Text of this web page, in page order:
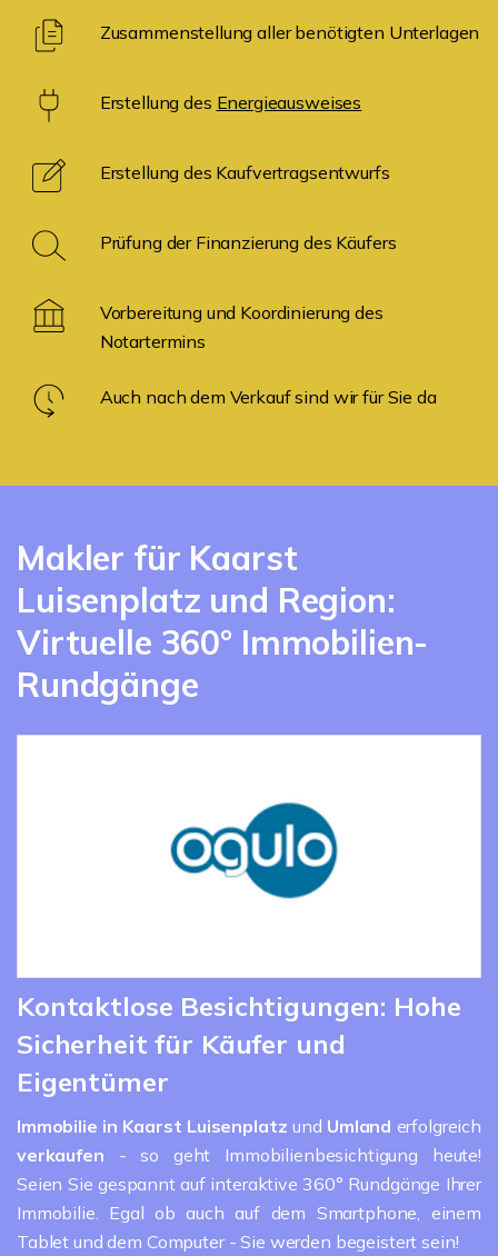
Zusammenstellung aller benötigten Unterlagen
Erstellung des Energieausweises
Erstellung des Kaufvertragsentwurfs
Prüfung der Finanzierung des Käufers
Vorbereitung und Koordinierung des
Notartermins
Auch nach dem Verkauf sind wir für Sie da
Makler für Kaarst
Luisenplatz und Region:
Virtuelle 360° Immobilien-
Rundgänge
Kontaktlose Besichtigungen: Hohe
Sicherheit für Käufer und
Eigentümer
Immobilie in Kaarst Luisenplatz und Umland erfolgreich
verkaufen - so geht Immobilienbesichtigung heute!
Seien Sie gespannt auf interaktive 360° Rundgänge Ihrer
Immobilie. Egal ob auch auf dem Smartphone, einem
Tablet und dem Computer - Sie werden begeistert sein!